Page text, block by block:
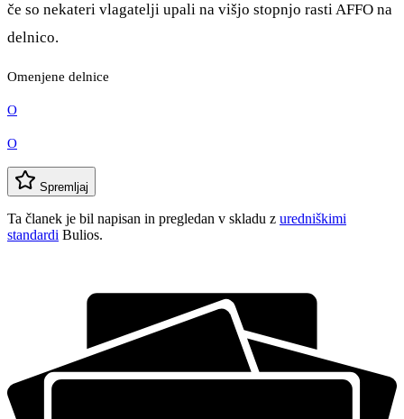
če so nekateri vlagatelji upali na višjo stopnjo rasti AFFO na
delnico.
Omenjene delnice
O
O
Spremljaj
Ta članek je bil napisan in pregledan v skladu z uredniškimi
standardi Bulios.